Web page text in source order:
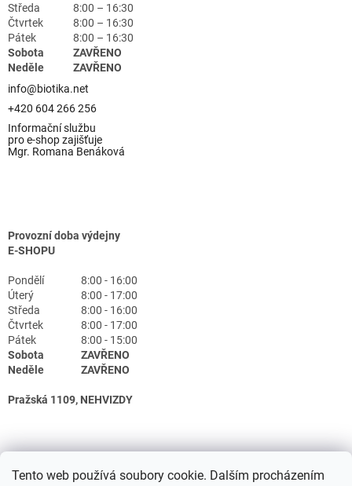
Tento web používá soubory cookie. Dalším procházením
Středa
8:00 – 16:30
Čtvrtek
8:00 – 16:30
Pátek
8:00 – 16:30
Sobota
ZAVŘENO
Neděle
ZAVŘENO
info@biotika.net
+420 604 266 256
Informační službu
pro e-shop zajišťuje
Mgr. Romana Benáková
Provozní doba výdejny
E-SHOPU
Pondělí
8:00 - 16:00
Úterý
8:00 - 17:00
Středa
8:00 - 16:00
Čtvrtek
8:00 - 17:00
Pátek
8:00 - 15:00
Sobota
ZAVŘENO
Neděle
ZAVŘENO
Pražská 1109, NEHVIZDY